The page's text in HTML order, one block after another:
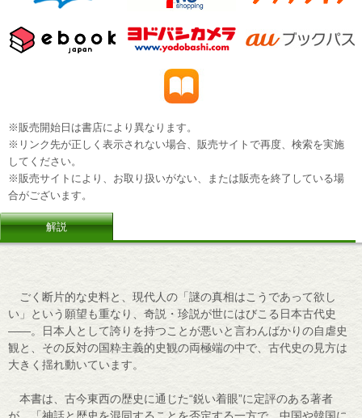
※販売開始日は書店により異なります。
※リンク先が正しく表示されない場合、販売サイトで再度、検索を実施
してください。
※販売サイトにより、お取り扱いがない、または販売を終了している場
合がございます。
解説
ごく断片的な史料と、現代人の「謎の真相はこうであって欲し
い」という願望も重なり、奇説・珍説が世にはびこる日本古代史
――。日本人として誇りを持つことが悪いと言わんばかりの自虐史
観と、その反対の国粋主義的史観の両極端の中で、古代史の見方は
大きく揺れ動いています。
本書は、古今東西の歴史に通じた“鋭い着眼”に定評のある著者
が、「神話と歴史を混同することを否定する一方で、中国や韓国に